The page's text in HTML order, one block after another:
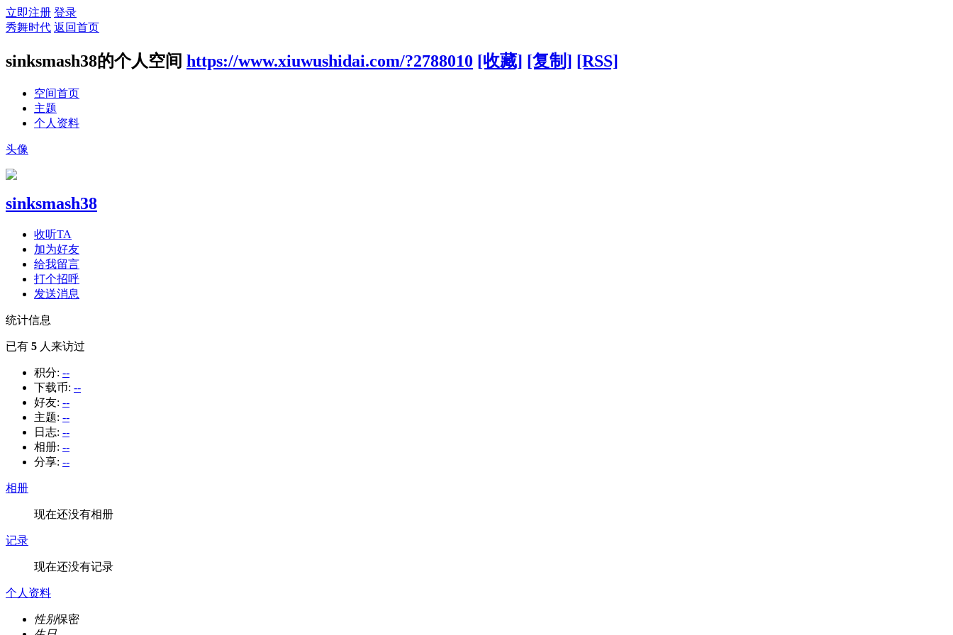
立即注册 登录
秀舞时代 返回首页
sinksmash38的个人空间 https://www.xiuwushidai.com/?2788010 [收藏] [复制] [RSS]
空间首页
主题
个人资料
头像
sinksmash38
收听TA
加为好友
给我留言
打个招呼
发送消息
统计信息
已有 5 人来访过
积分: --
下载币: --
好友: --
主题: --
日志: --
相册: --
分享: --
相册
现在还没有相册
记录
现在还没有记录
个人资料
性别保密